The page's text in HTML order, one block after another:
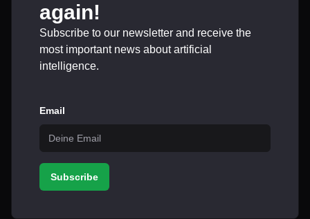
again!
Subscribe to our newsletter and receive the
most important news about artificial
intelligence.
Email
Subscribe